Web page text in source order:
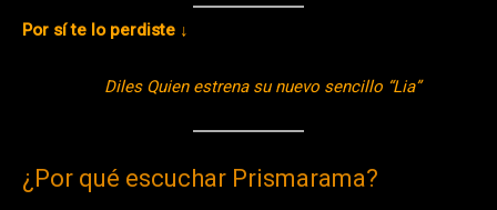
Por sí te lo perdiste ↓
Diles Quien estrena su nuevo sencillo “Lia”
¿Por qué escuchar Prismarama?